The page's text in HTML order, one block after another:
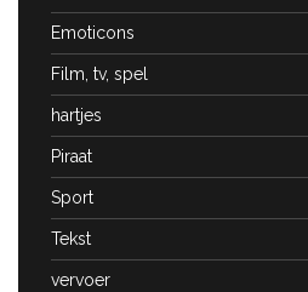
Emoticons
Film, tv, spel
hartjes
Piraat
Sport
Tekst
vervoer